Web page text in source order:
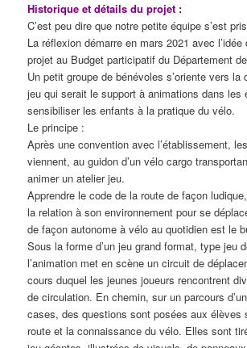
Historique et détails du projet :
C’est peu dire que notre petite équipe s’est
La réflexion démarre en mars 2021 avec
projet au Budget participatif du Département de
Un petit groupe de bénévoles s’oriente vers la
jeu qui serait le support à animations dans les
sensibiliser les enfants à la pratique du vélo.
Le principe :
Après une convention avec l’établissement,
viennent, au guidon d’un vélo cargo
animer un atelier jeu.
Apprendre le code de la route de façon
la relation à son environnement pour se
de façon autonome à vélo au quotidien est le
Sous la forme d’un jeu grand format, type jeu
l’animation met en scène un circuit de
cours duquel les jeunes joueurs rencontrent
de circulation. En chemin, sur un parcours
cases, des questions sont posées aux élèves
route et la connaissance du vélo. Elles sont